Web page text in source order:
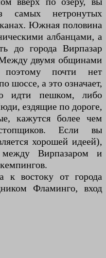
самых нетронутых
Южная половина
албанцами, а
до города Вирпазар
двумя общинами
почти нет
шоссе, а это означает,
идти пешком, либо
ездящие по дороге,
кажутся более чем
Если вы
хорошей идеей),
Вирпазаром и
к востоку от города
Фламинго, вход